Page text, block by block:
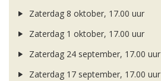
Zaterdag 8 oktober, 17.00 uur
Zaterdag 1 oktober, 17.00 uur
Zaterdag 24 september, 17.00 uur
Zaterdag 17 september, 17.00 uur